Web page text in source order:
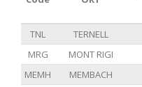
TNL TERNELL
MRG
MONT RIGI
MEMH
MEMBACH